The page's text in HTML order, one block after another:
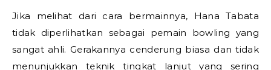
Jika melihat dari cara bermainnya, Hana Tabata
tidak diperlihatkan sebagai pemain bowling yang
sangat ahli. Gerakannya cenderung biasa dan tidak
menunjukkan teknik tingkat lanjut yang sering